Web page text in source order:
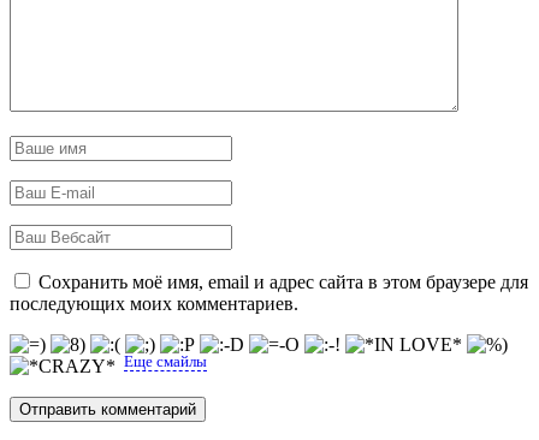
Сохранить моё имя, email и адрес сайта в этом браузере для
последующих моих комментариев.
Еще смайлы